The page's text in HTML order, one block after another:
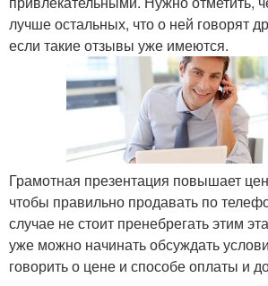
лучше остальных, что о ней говорят
если такие отзывы уже имеются.
Грамотная презентация повышает
чтобы правильно продавать по
случае не стоит пренебрегать этим
уже можно начинать обсуждать
говорить о цене и способе оплаты и